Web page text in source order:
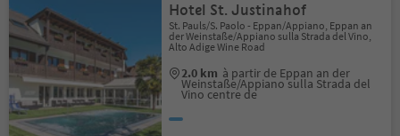
Hotel St. Justinahof
St. Pauls/S. Paolo - Eppan/Appiano, Eppan an
der Weinstaße/Appiano sulla Strada del Vino,
Alto Adige Wine Road
2.0 km à partir de Eppan an der
Weinstaße/Appiano sulla Strada del
Vino centre de